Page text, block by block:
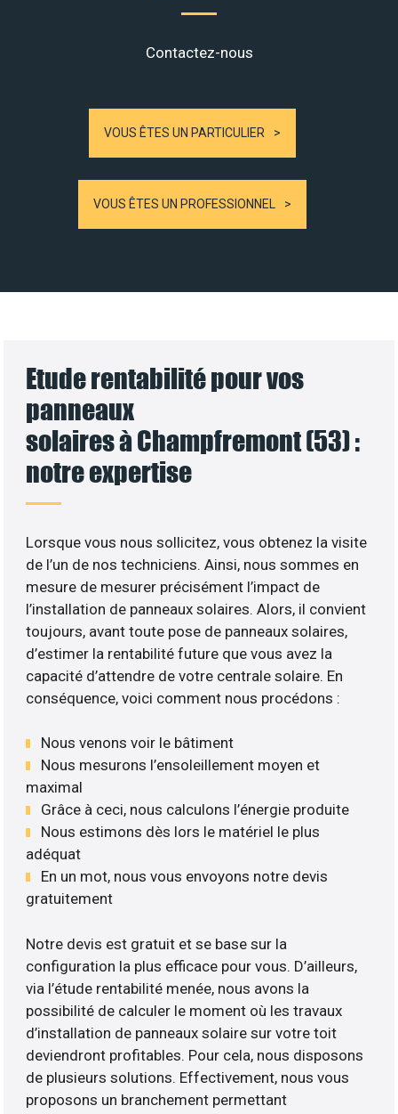
Contactez-nous
VOUS ÊTES UN PARTICULIER
VOUS ÊTES UN PROFESSIONNEL
Etude rentabilité pour vos
panneaux
solaires à Champfremont (53) :
notre expertise
Lorsque vous nous sollicitez, vous obtenez la visite
de l’un de nos techniciens. Ainsi, nous sommes en
mesure de mesurer précisément l’impact de
l’installation de panneaux solaires. Alors, il convient
toujours, avant toute pose de panneaux solaires,
d’estimer la rentabilité future que vous avez la
capacité d’attendre de votre centrale solaire. En
conséquence, voici comment nous procédons :
Nous venons voir le bâtiment
Nous mesurons l’ensoleillement moyen et
maximal
Grâce à ceci, nous calculons l’énergie produite
Nous estimons dès lors le matériel le plus
adéquat
En un mot, nous vous envoyons notre devis
gratuitement
Notre devis est gratuit et se base sur la
configuration la plus efficace pour vous. D’ailleurs,
via l’étude rentabilité menée, nous avons la
possibilité de calculer le moment où les travaux
d’installation de panneaux solaire sur votre toit
deviendront profitables. Pour cela, nous disposons
de plusieurs solutions. Effectivement, nous vous
proposons un branchement permettant